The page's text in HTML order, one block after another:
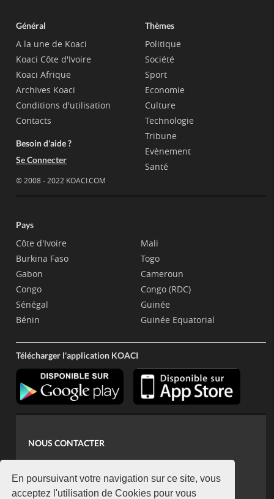
En poursuivant votre navigation sur ce site, vous
acceptez l'utilisation de Cookies pour vous
Général
A la une de Koaci
Koaci Côte d'Ivoire
Koaci Afrique
Archives Koaci
Conditions d'utilisation
Contacts
Besoin d'aide ?
Se Connecter
© 2008 - 2022 KOACI.COM
Thèmes
Politique
Société
Sport
Economie
Culture
Technologie
Tribune
Evènement
Santé
Pays
Côte d'Ivoire
Burkina Faso
Gabon
Congo
Sénégal
Bénin
Mali
Togo
Cameroun
Congo (RDC)
Guinée
Guinée Equatorial
Télécharger l'application KOACI
NOUS CONTACTER
koaci@yahoo.fr